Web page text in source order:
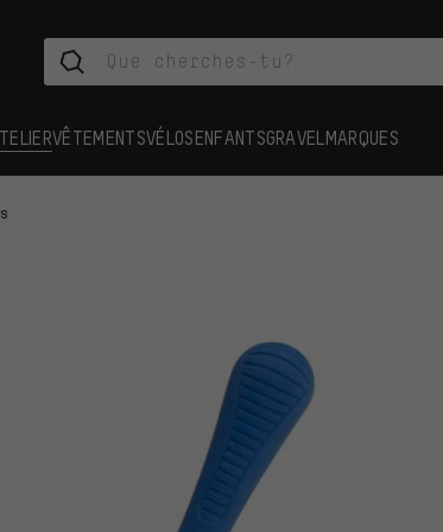
VÊTEMENTSVÉLOSENFANTSGRAVEL MARQUES